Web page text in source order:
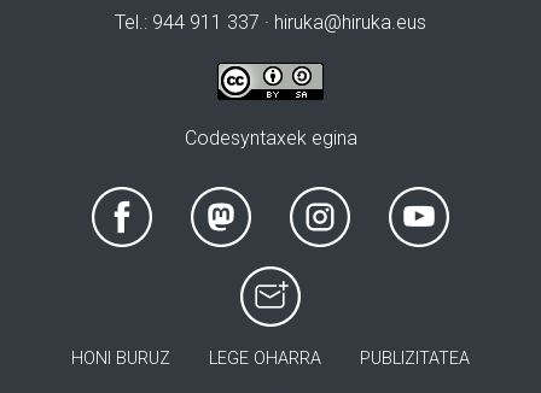
Tel.: 944 911 337 · hiruka@hiruka.eus
Codesyntaxek egina
HONI BURUZ LEGE OHARRA PUBLIZITATEA